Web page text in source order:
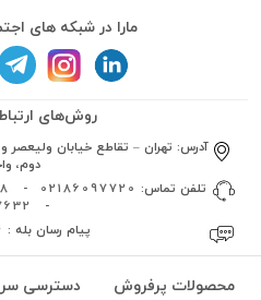
مارا در شبکه های
روش‌های
آدرس:تهران – تقاطع خیابان ولیعصر و
دوم، واحد
تلفن تماس:02186097720
پیام رسان بله :
محصولات پرفروش دسترسی